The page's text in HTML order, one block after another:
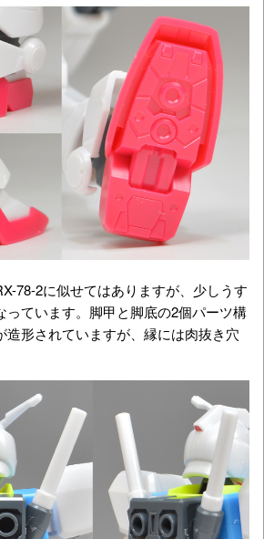
78-2に似せてはありますが、少しうす
っています。脚甲と脚底の2個パーツ構
造形されていますが、縁には肉抜き穴